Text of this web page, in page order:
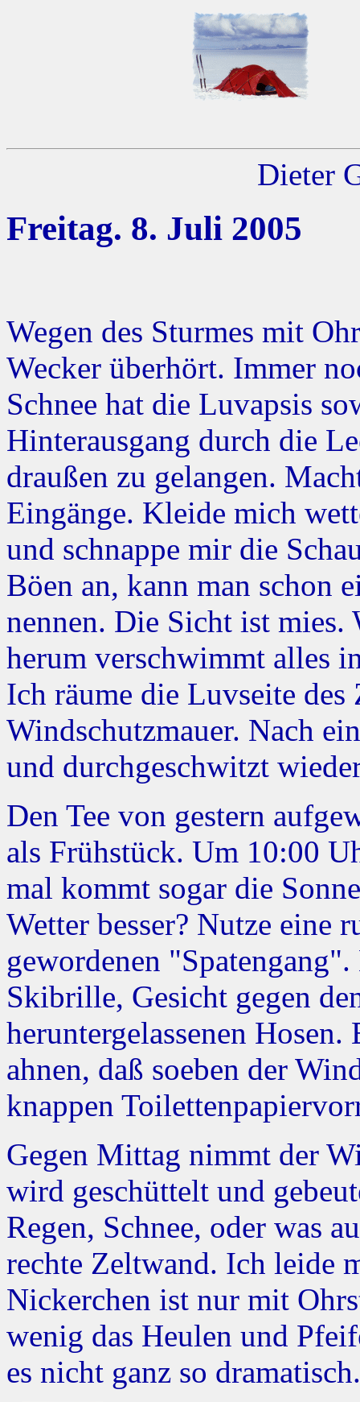
Dieter
Freitag. 8. Juli 2005
Wegen des Sturmes mit
Wecker überhört. Immer
Schnee hat die Luvapsis
Hinterausgang durch die
draußen zu gelangen.
Eingänge. Kleide mich
und schnappe mir die
Böen an, kann man schon
nennen. Die Sicht ist mies.
herum verschwimmt alles
Ich räume die Luvseite
Windschutzmauer. Nach
und durchgeschwitzt
Den Tee von gestern
als Frühstück. Um 10:00
mal kommt sogar die
Wetter besser? Nutze eine
gewordenen
Skibrille, Gesicht gegen
heruntergelassenen
ahnen, daß soeben der
knappen
Gegen Mittag nimmt der
wird geschüttelt und
Regen, Schnee, oder was
rechte Zeltwand. Ich leide
Nickerchen ist nur mit
wenig das Heulen und
es nicht ganz so dramatisch.